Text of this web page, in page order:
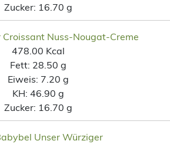
Zucker: 16.70 g
Croissant Nuss-Nougat-Creme
478.00 Kcal
Fett: 28.50 g
Eiweis: 7.20 g
KH: 46.90 g
Zucker: 16.70 g
Unser Würziger